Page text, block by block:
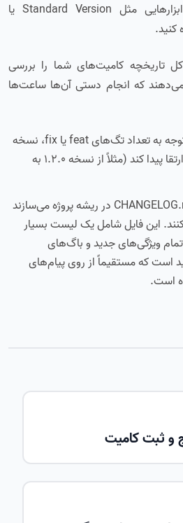
شده باشند، می‌توانید از ابزارهایی مثل Standard Version یا
کل تاریخچه کامیت‌های شما را بررسی
می‌دهند که انجام دستی آن‌ها ساعت‌ها
تشخیص می‌دهند که با توجه به تعداد تگ‌های feat یا fix، نسخه
بعدی نرم‌افزار باید چقدر ارتقا پیدا کند (مثلاً از نسخه 1.2.0 به
یک فایل متنی به نام CHANGELOG.md در ریشه پروژه می‌سازند
این فایل شامل یک لیست بسیار
ویژگی‌های جدید و باگ‌های
است که مستقیماً از روی پیام‌های
است.
و ثبت کامیت